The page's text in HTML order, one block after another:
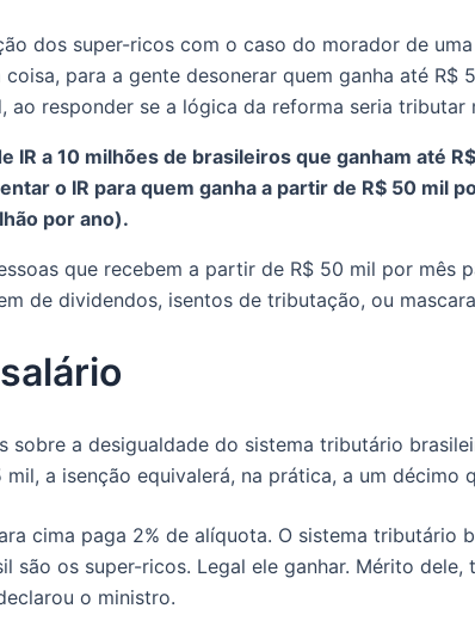
dos super-ricos com o caso do morador de
para a gente desonerar quem ganha até
ao responder se a lógica da reforma seria tributar
IR a 10 milhões de brasileiros que ganham até
o IR para quem ganha a partir de R$ 50
por ano).
que recebem a partir de R$ 50 mil por
de dividendos, isentos de tributação, ou
sobre a desigualdade do sistema tributário
a isenção equivalerá, na prática, a um décimo
cima paga 2% de alíquota. O sistema
são os super-ricos. Legal ele ganhar. Mérito
o ministro.